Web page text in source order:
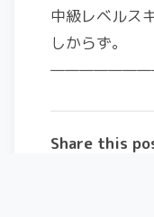
中級レベルス
しからず。
Share this